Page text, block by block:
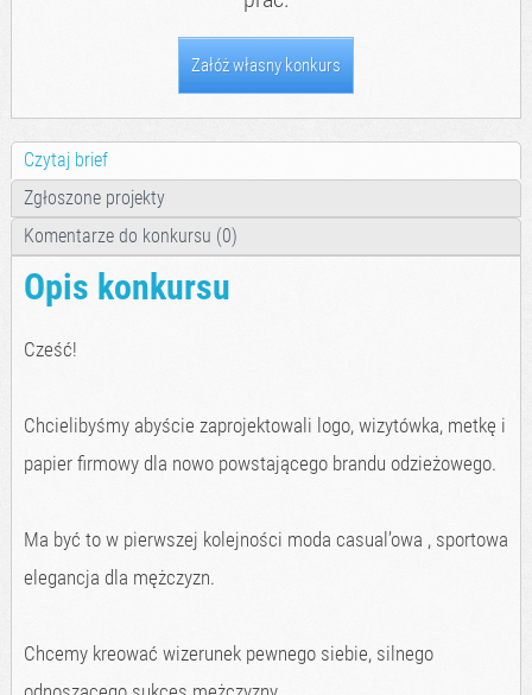
Załóż własny konkurs
Czytaj brief
Zgłoszone projekty
Komentarze do konkursu (0)
Opis konkursu
Cześć!
Chcielibyśmy abyście zaprojektowali logo, wizytówka, metkę i
papier firmowy dla nowo powstającego brandu odzieżowego.
Ma być to w pierwszej kolejności moda casual’owa , sportowa
elegancja dla mężczyzn.
Chcemy kreować wizerunek pewnego siebie, silnego